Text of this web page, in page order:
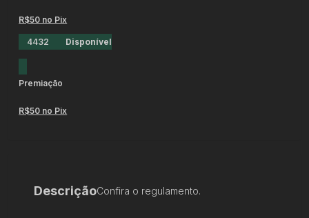
R$50 no Pix
4432 Disponível
Premiação
R$50 no Pix
DescriçãoConfira o regulamento.